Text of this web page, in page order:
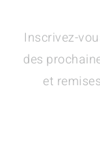
Inscrivez-
des
et